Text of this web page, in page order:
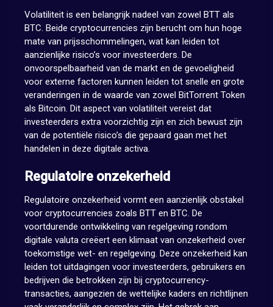
Volatiliteit is een belangrijk nadeel van zowel BTT als
BTC. Beide cryptocurrencies zijn berucht om hun hoge
mate van prijsschommelingen, wat kan leiden tot
aanzienlijke risico’s voor investeerders. De
onvoorspelbaarheid van de markt en de gevoeligheid
voor externe factoren kunnen leiden tot snelle en grote
veranderingen in de waarde van zowel BitTorrent Token
als Bitcoin. Dit aspect van volatiliteit vereist dat
investeerders extra voorzichtig zijn en zich bewust zijn
van de potentiële risico’s die gepaard gaan met het
handelen in deze digitale activa.
Regulatoire onzekerheid
Regulatoire onzekerheid vormt een aanzienlijk obstakel
voor cryptocurrencies zoals BTT en BTC. De
voortdurende ontwikkeling van regelgeving rondom
digitale valuta creëert een klimaat van onzekerheid over
toekomstige wet- en regelgeving. Deze onzekerheid kan
leiden tot uitdagingen voor investeerders, gebruikers en
bedrijven die betrokken zijn bij cryptocurrency-
transacties, aangezien de wettelijke kaders en richtlijnen